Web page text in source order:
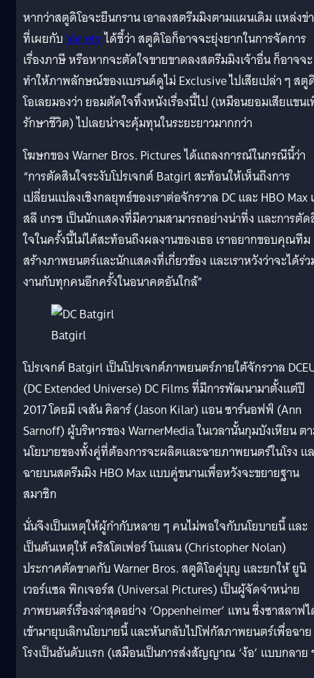
หากว่าสตูดิโอจะยืนกราน เอาลงสตรีมมิงตามแผนเดิม แหล่งข่
ที่เผยกับVarietyได้ชี้ว่า สตูดิโอก็อาจจะยุ่งยากในการจัดการ
เรื่องภาษี หรือหากจะตัดใจขายขาดลงสตรีมมิงเจ้าอื่น ก็อาจจะ
ทำให้ภาพลักษณ์ของแบรนด์ดูไม่ Exclusive ไปเสียเปล่า ๆ สตู
โอเลยมองว่า ยอมตัดใจทิ้งหนังเรื่องนี้ไป (เหมือนยอมเสียแขน
รักษาชีวิต) ไปเลยน่าจะคุ้มทุนในระยะยาวมากกว่า
โฆษกของ Warner Bros. Pictures ได้แถลงการณ์ในกรณีนี้ว่า
“การตัดสินใจระงับโปรเจกต์ Batgirl สะท้อนให้เห็นถึงการ
เปลี่ยนแปลงเชิงกลยุทธ์ของเราต่อจักรวาล DC และ HBO Max
สลี เกรซ เป็นนักแสดงที่มีความสามารถอย่างน่าทึ่ง และการตั
ใจในครั้งนี้ไม่ได้สะท้อนถึงผลงานของเธอ เราอยากขอบคุณทีม
สร้างภาพยนตร์และนักแสดงที่เกี่ยวข้อง และเราหวังว่าจะได้ร่
งานกับทุกคนอีกครั้งในอนาคตอันใกล้”
Batgirl
โปรเจกต์ Batgirl เป็นโปรเจกต์ภาพยนตร์ภายใต้จักรวาล
(DC Extended Universe) DC Films ที่มีการพัฒนามาตั้งแต่ปี
2017 โดยมี เจสัน คิลาร์ (Jason Kilar) แอน ซาร์นอฟฟ์ (Ann
Sarnoff) ผู้บริหารของ WarnerMedia ในเวลานั้นกุมบังเหียน ต
นโยบายของทั้งคู่ที่ต้องการจะผลิตและฉายภาพยนตร์ในโรง แ
ฉายบนสตรีมมิง HBO Max แบบคู่ขนานเพื่อหวังจะขยายฐาน
สมาชิก
นั่นจึงเป็นเหตุให้ผู้กำกับหลาย ๆ คนไม่พอใจกับนโยบายนี้ และ
เป็นต้นเหตุให้ คริสโตเฟอร์ โนแลน (Christopher Nolan)
ประกาศตัดขาดกับ Warner Bros. สตูดิโอคู่บุญ และยกให้ ยูนิ
เวอร์แซล พิกเจอร์ส (Universal Pictures) เป็นผู้จัดจำหน่าย
ภาพยนตร์เรื่องล่าสุดอย่าง ‘Oppenheimer’ แทน ซึ่งซาสลาฟ
เข้ามายุบเลิกนโยบายนี้ และหันกลับไปโฟกัสภาพยนตร์เพื่อฉาย
โรงเป็นอันดับแรก (เสมือนเป็นการส่งสัญญาณ ‘ง้อ’ แบบกลาย